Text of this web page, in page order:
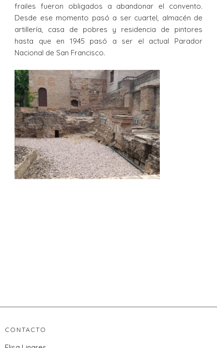
frailes fueron obligados a abandonar el convento.
Desde ese momento pasó a ser cuartel, almacén de
artillería, casa de pobres y residencia de pintores
hasta que en 1945 pasó a ser el actual Parador
Nacional de San Francisco.
CONTACTO